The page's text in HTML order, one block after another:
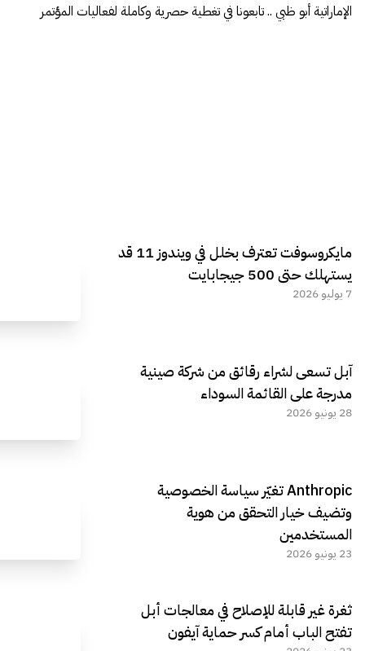
الإماراتية أبو ظبي .. تابعونا في تغطية حصرية وكاملة لفعاليات المؤتمر
مايكروسوفت تعترف بخلل في ويندوز 11 قد
يستهلك حتى 500 جيجابايت
7 يوليو 2026
آبل تسعى لشراء رقائق من شركة صينية
مدرجة على القائمة السوداء
28 يونيو 2026
Anthropic تغيّر سياسة الخصوصية
وتضيف خيار التحقق من هوية
المستخدمين
23 يونيو 2026
ثغرة غير قابلة للإصلاح في معالجات أبل
تفتح الباب أمام كسر حماية آيفون